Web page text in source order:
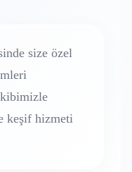
size özel
keşif hizmeti